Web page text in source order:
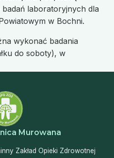
laboratoryjnych dla
w Bochni.
wykonać badania
do soboty), w
Murowana
Zakład Opieki Zdrowotnej